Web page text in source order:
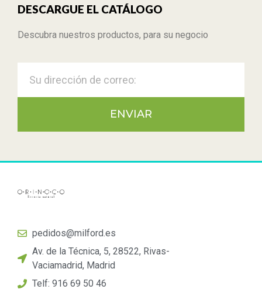
DESCARGUE EL CATÁLOGO
Descubra nuestros productos, para su negocio
ENVIAR
pedidos@milford.es
Av. de la Técnica, 5, 28522, Rivas-
Vaciamadrid, Madrid
Telf: 916 69 50 46